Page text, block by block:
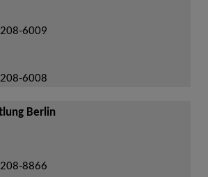
6009
6008
Berlin
8866